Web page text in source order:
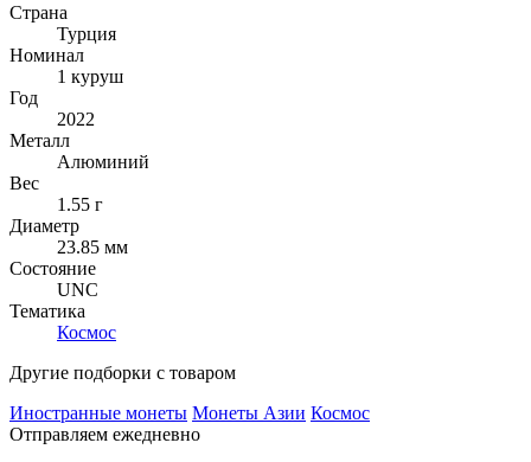
Страна
Турция
Номинал
1 куруш
Год
2022
Металл
Алюминий
Вес
1.55 г
Диаметр
23.85 мм
Состояние
UNC
Тематика
Космос
Другие подборки с товаром
Иностранные монеты Монеты Азии Космос
Отправляем ежедневно